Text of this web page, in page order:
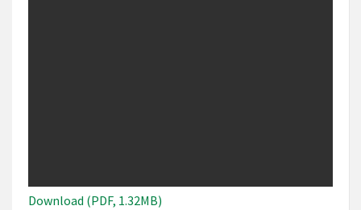
Download (PDF, 1.32MB)